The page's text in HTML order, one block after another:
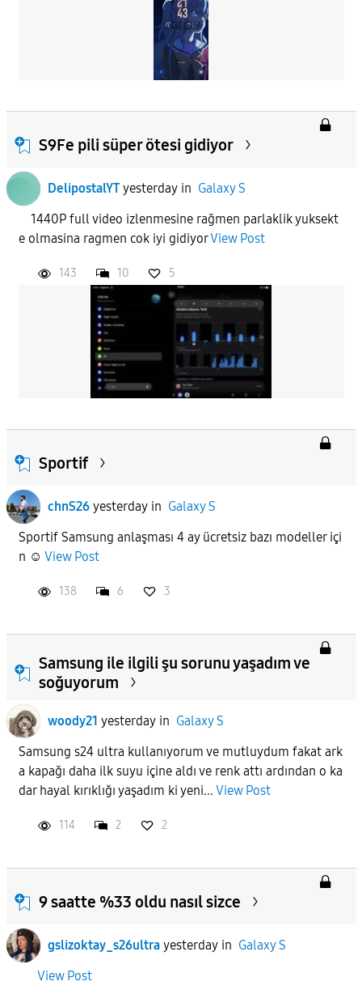
S9Fe pili süper ötesi gidiyor
DelipostalYT yesterdayin Galaxy S
1440P full video izlenmesine rağmen parlaklik yuksekt
e olmasina ragmen cok iyi gidiyorView Post
143 10 5
Sportif
chnS26 yesterdayin Galaxy S
Sportif Samsung anlaşması 4 ay ücretsiz bazı modeller içi
n ☺️ View Post
138 6 3
Samsung ile ilgili şu sorunu yaşadım ve
soğuyorum
woody21 yesterdayin Galaxy S
Samsung s24 ultra kullanıyorum ve mutluydum fakat ark
a kapağı daha ilk suyu içine aldı ve renk attı ardından o ka
dar hayal kırıklığı yaşadım ki yeni... View Post
114 2 2
9 saatte %33 oldu nasıl sizce
gslizoktay_s26ultra yesterdayin Galaxy S
View Post